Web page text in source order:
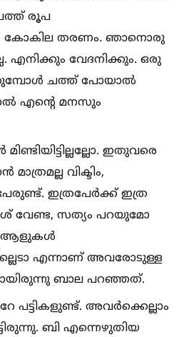
രൂപ
കോകില തരണം. ഞാനൊരു
എനിക്കും വേദനിക്കും. ഒരു
ചത്ത് പോയാല്‍
എന്റെ മനസും
ഇതുവരെ
വിക്ടിം,
ഇത്രപേര്‍ക്ക് ഇത്ര
വേണ്ട, സത്യം പറയുമോ
ആളുകള്‍
എന്നാണ് അവരോടുള്ള
ബാല പറഞ്ഞത്.
പട്ടികളുണ്ട്. അവര്‍ക്കെല്ലാം
ബി എന്നെഴുതിയ